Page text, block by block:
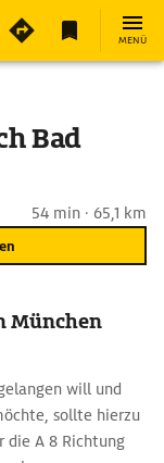
MENÜ
Bad
54 min · 65,1 km
München
will und
sollte hierzu
die A 8 Richtung